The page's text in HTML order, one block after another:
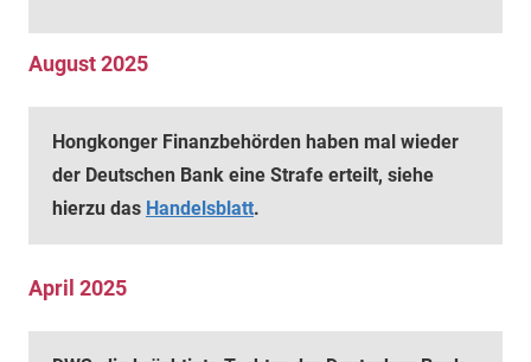
August 2025
Hongkonger Finanzbehörden haben mal wieder
der Deutschen Bank eine Strafe erteilt, siehe
hierzu das Handelsblatt.
April 2025